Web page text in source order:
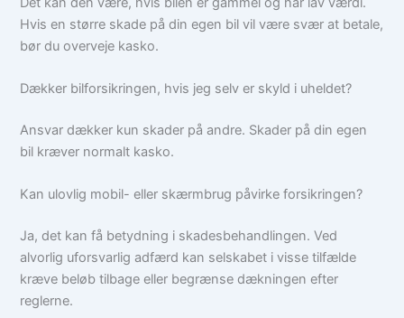
Hvis en større skade på din egen bil vil være svær at betale,
bør du overveje kasko.
Dækker bilforsikringen, hvis jeg selv er skyld i uheldet?
Ansvar dækker kun skader på andre. Skader på din egen
bil kræver normalt kasko.
Kan ulovlig mobil- eller skærmbrug påvirke forsikringen?
Ja, det kan få betydning i skadesbehandlingen. Ved
alvorlig uforsvarlig adfærd kan selskabet i visse tilfælde
kræve beløb tilbage eller begrænse dækningen efter
reglerne.